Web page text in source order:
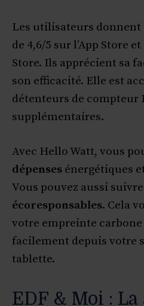
Les utilisateurs donnent
de 4,6/5 sur l’App Store
Store. Ils apprécient sa
son efficacité. Elle est
détenteurs de compteur
supplémentaires.
Avec Hello Watt, vous
dépenses énergétiques
Vous pouvez aussi
écoresponsables. Cela
votre empreinte carbone
facilement depuis votre
tablette.
EDF & Moi :